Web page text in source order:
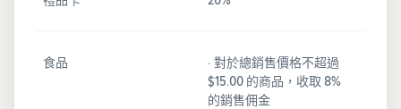
食品
· 對於總銷售價格不超過
$15.00 的商品，收取 8%
的銷售佣金